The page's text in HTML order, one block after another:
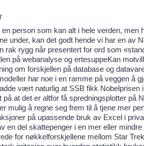
person som kan alt i hele verden,
under, kan det godt hende vi har en av
rak rygg når presentert for ord som
på webanalyse og ertesuppeKan
om forskjellen på database og
har noe i en ramme på veggen å
vært naturlig at SSB fikk Nobelprisen
på at det er altfor få spredningsplotter på
mulig å regne seg frem til å tjene mer
på upassende bruk av Excel i
en del skattepenger i en mer eller
for nøkkelforskjellene mellom Star